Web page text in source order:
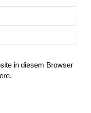
in diesem Browser